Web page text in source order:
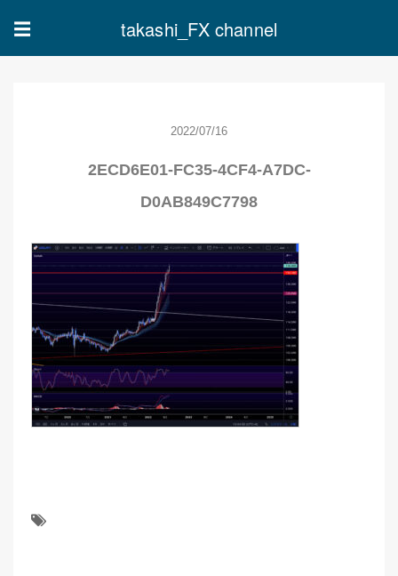
☰ takashi_FX channel
2022/07/16
2ECD6E01-FC35-4CF4-A7DC-
D0AB849C7798